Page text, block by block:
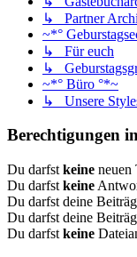
↳ Partner
~*°
↳ Für euch
↳
~*° Büro °*~
↳ Unsere
Berechtigungen
Du darfst keine neuen
Du darfst keine
Du darfst deine
Du darfst deine
Du darfst keine